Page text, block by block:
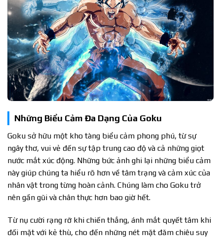
Những Biểu Cảm Đa Dạng Của Goku
Goku sở hữu một kho tàng biểu cảm phong phú, từ sự
ngây thơ, vui vẻ đến sự tập trung cao độ và cả những giọt
nước mắt xúc động. Những bức ảnh ghi lại những biểu cảm
này giúp chúng ta hiểu rõ hơn về tâm trạng và cảm xúc của
nhân vật trong từng hoàn cảnh. Chúng làm cho Goku trở
nên gần gũi và chân thực hơn bao giờ hết.
Từ nụ cười rạng rỡ khi chiến thắng, ánh mắt quyết tâm khi
đối mặt với kẻ thù, cho đến những nét mặt đăm chiêu suy